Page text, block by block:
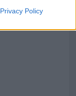
Privacy Policy